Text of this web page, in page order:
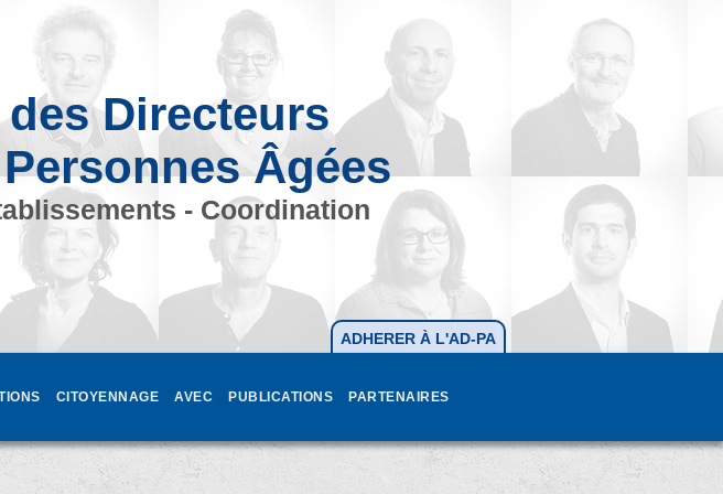
Directeurs
Âgées
- Coordination
ADHERER À L'AD-PA
CITOYENNAGE AVEC PUBLICATIONS PARTENAIRES